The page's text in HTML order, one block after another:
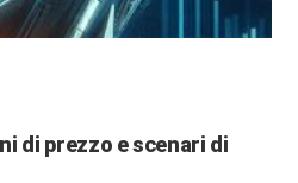
di prezzo e scenari di